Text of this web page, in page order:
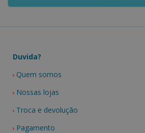
Duvida?
Quem somos
Nossas lojas
Troca e devolução
Pagamento